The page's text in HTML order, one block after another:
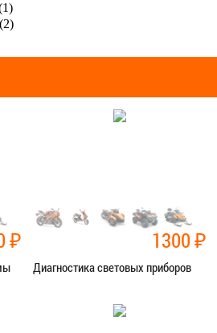
(2)
₽ 1300₽
Диагностика световых приборов
Диагностика